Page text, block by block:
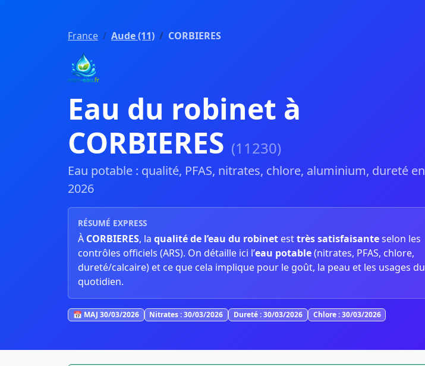
France Aude (11) CORBIERES
Eau du robinet à
CORBIERES (11230)
Eau potable : qualité, PFAS, nitrates, chlore, aluminium, dureté en
2026
RÉSUMÉ EXPRESS
À CORBIERES, la qualité de l’eau du robinet esttrès satisfaisanteselon les
contrôles officiels (ARS). On détaille ici l’eau potable(nitrates, PFAS, chlore,
dureté/calcaire) et ce que cela implique pour le goût, la peau et les usages du
quotidien.
📅 MAJ 30/03/2026 Nitrates : 30/03/2026 Dureté : 30/03/2026 Chlore : 30/03/2026